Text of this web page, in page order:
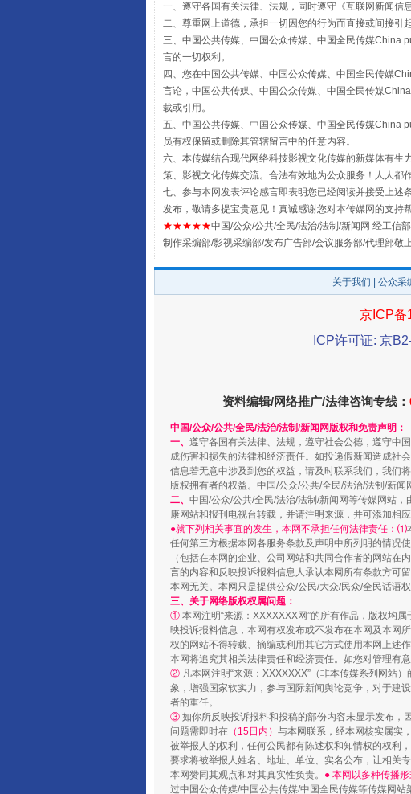
国家大学科技园优化重塑工作
“蜀中异人”王建安的艺术幻境
完善运行机制助力责任有效落实
一、遵守各国有关法律、法规，同时遵守《互联网新闻信
二、尊重网上道德，承担一切因您的行为而直接或间接引
三、中国公共传媒、中国公众传媒、中国全民传媒China
言的一切权利。
四、您在中国公共传媒、中国公众传媒、中国全民传媒
言论，中国公共传媒、中国公众传媒、中国全民传媒
载或引用。
五、中国公共传媒、中国公众传媒、中国全民传媒China
员有权保留或删除其管辖留言中的任意内容。
六、本传媒结合现代网络科技影视文化传媒的新媒体有生
策、影视文化传媒交流。合法有效地为公众服务！人人都
七、参与本网发表评论感言即表明您已经阅读并接受上
发布，敬请多提宝贵意见！真诚感谢您对本传媒网的支持
★★★★★中国/公众/公共/全民/法治/法制/新闻网 经工信
制作采编部/影视采编部/发布广告部/会议服务部/代理部敬上
关于我们 公众采
京ICP备
ICP许可证: 京
资料编辑/网络推广/法律咨询专线：
中国/公众/公共/全民/法治/法制/新闻网版权和免责声明：
一、 遵守各国有关法律、法规，遵守社会公德，遵守中
成伤害和损失的法律和经济责任。如投递假新闻造成社
信息若无意中涉及到您的权益，请及时联系我们，我们
版权拥有者的权益。中国/公众/公共/全民/法治/法制/新闻
二、 中国/公众/公共/全民/法治/法制/新闻网等传媒网站
康网站和报刊电视台转载，并请注明来源，并可添加相应
●就下列相关事宜的发生，本网不承担任何法律责任：⑴
任何第三方根据本网各服务条款及声明中所列明的情况
（包括在本网的企业、公司网站和共同合作者的网站在内
言的内容和反映投诉报料信息人承认本网所有条款方可
本网无关。本网只是提供公众/公民/大众/民众/全民话语
三、关于网络版权权属问题：
① 本网注明“来源：XXXXXXX网”的所有作品，版权均
映投诉报料信息，本网有权发布或不发布在本网及本网
权的网站不得转载、摘编或利用其它方式使用本网上述
本网将追究其相关法律责任和经济责任。如您对管理有
② 凡本网注明“来源：XXXXXXX”（非本传媒系列网站
象，增强国家软实力，参与国际新闻舆论竞争，对于建
者的重任。
③ 如你所反映投诉报料和投稿的部份内容未显示发布，
问题需即时在 （15日内） 与本网联系，经本网核实属实
被举报人的权利，任何公民都有陈述权和知情权的权利，
要求将被举报人姓名、地址、单位、实名公布，让相关
本网赞同其观点和对其真实性负责。 ● 本网以多种传播
过中国公众传媒/中国公共传媒/中国全民传媒等传媒网